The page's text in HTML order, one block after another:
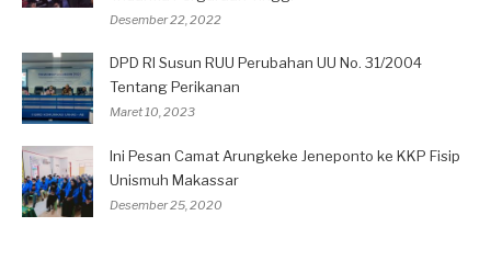
Desember 22, 2022
DPD RI Susun RUU Perubahan UU No. 31/2004
Tentang Perikanan
Maret 10, 2023
Ini Pesan Camat Arungkeke Jeneponto ke KKP Fisip
Unismuh Makassar
Desember 25, 2020